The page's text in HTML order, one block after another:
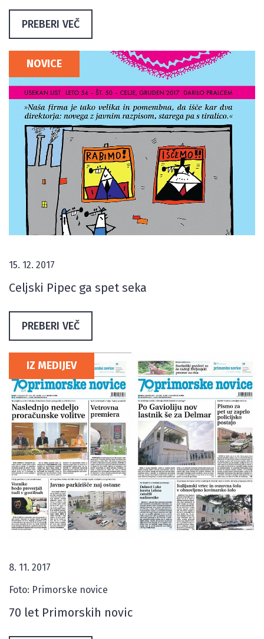
PREBERI VEČ
NOVICE
15. 12. 2017
Celjski Pipec ga spet seka
PREBERI VEČ
IZ MEDIJEV
8. 11. 2017
Foto: Primorske novice
70 let Primorskih novic